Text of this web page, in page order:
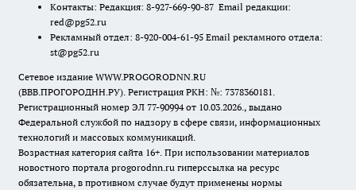
Контакты: Редакция: 8-927-669-90-87 Email редакции:
red@pg52.ru
Рекламный отдел: 8-920-004-61-95 Email рекламного отдела:
st@pg52.ru
Сетевое издание WWW.PROGORODNN.RU
(ВВВ.ПРОГОРОДНН.РУ). Регистрация РКН: №: 7378360181.
Регистрационный номер ЭЛ 77-90994 от 10.03.2026., выдано
Федеральной службой по надзору в сфере связи, информационных
технологий и массовых коммуникаций.
Возрастная категория сайта 16+. При использовании материалов
новостного портала progorodnn.ru гиперссылка на ресурс
обязательна, в противном случае будут применены нормы